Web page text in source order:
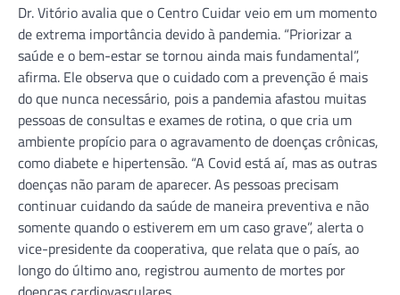
Dr. Vitório avalia que o Centro Cuidar veio em um momento
de extrema importância devido à pandemia. “Priorizar a
saúde e o bem-estar se tornou ainda mais fundamental”,
afirma. Ele observa que o cuidado com a prevenção é mais
do que nunca necessário, pois a pandemia afastou muitas
pessoas de consultas e exames de rotina, o que cria um
ambiente propício para o agravamento de doenças crônicas,
como diabete e hipertensão. “A Covid está aí, mas as outras
doenças não param de aparecer. As pessoas precisam
continuar cuidando da saúde de maneira preventiva e não
somente quando o estiverem em um caso grave”, alerta o
vice-presidente da cooperativa, que relata que o país, ao
longo do último ano, registrou aumento de mortes por